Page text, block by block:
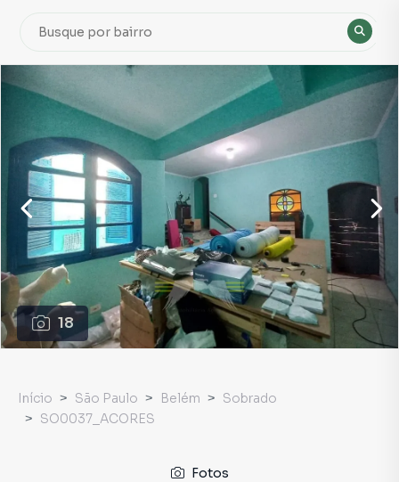
18
Início São Paulo Belém
Sobrado
SO0037_ACORES
Fotos